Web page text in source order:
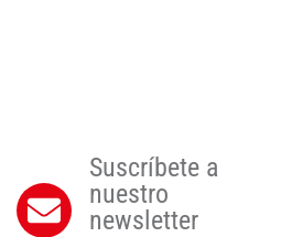
Suscríbete a
nuestro
newsletter